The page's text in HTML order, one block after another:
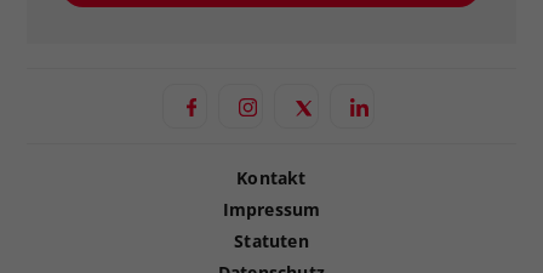
Kontakt
Impressum
Statuten